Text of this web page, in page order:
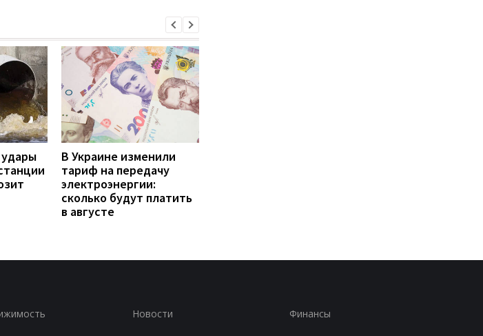
удары
В Украине изменили
тариф на передачу
электроэнергии:
сколько будут платить
в августе
Новости Финансы